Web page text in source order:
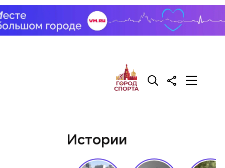
Истории